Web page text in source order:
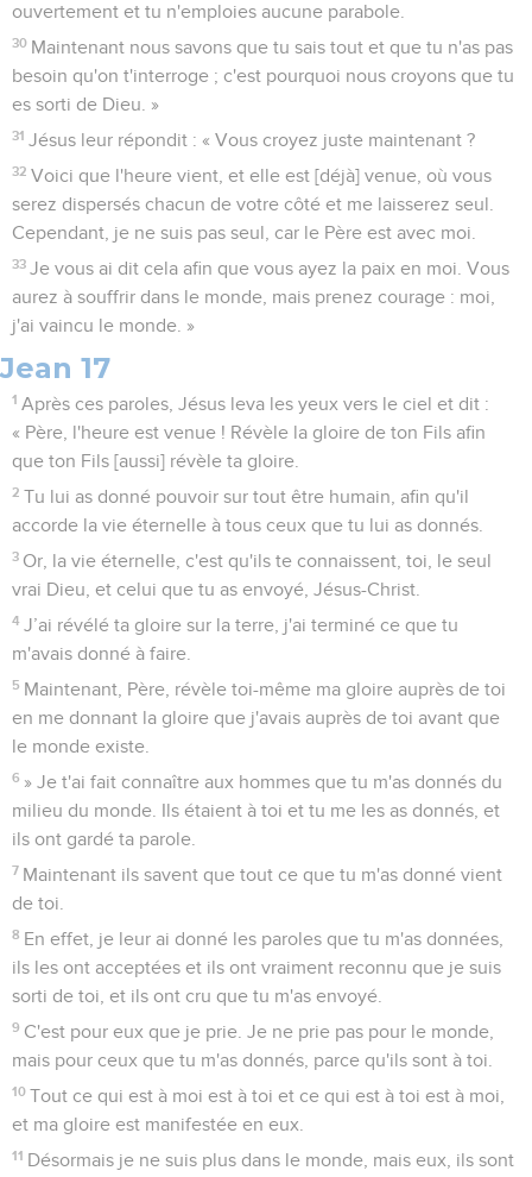
ouvertement et tu n'emploies aucune parabole.
30 Maintenant nous savons que tu sais tout et que tu n'as pas
besoin qu'on t'interroge ; c'est pourquoi nous croyons que tu
es sorti de Dieu. »
31 Jésus leur répondit : « Vous croyez juste maintenant ?
32 Voici que l'heure vient, et elle est [déjà] venue, où vous
serez dispersés chacun de votre côté et me laisserez seul.
Cependant, je ne suis pas seul, car le Père est avec moi.
33 Je vous ai dit cela afin que vous ayez la paix en moi. Vous
aurez à souffrir dans le monde, mais prenez courage : moi,
j'ai vaincu le monde. »
Jean 17
1 Après ces paroles, Jésus leva les yeux vers le ciel et dit :
« Père, l'heure est venue ! Révèle la gloire de ton Fils afin
que ton Fils [aussi] révèle ta gloire.
2 Tu lui as donné pouvoir sur tout être humain, afin qu'il
accorde la vie éternelle à tous ceux que tu lui as donnés.
3 Or, la vie éternelle, c'est qu'ils te connaissent, toi, le seul
vrai Dieu, et celui que tu as envoyé, Jésus-Christ.
4 J’ai révélé ta gloire sur la terre, j'ai terminé ce que tu
m'avais donné à faire.
5 Maintenant, Père, révèle toi-même ma gloire auprès de toi
en me donnant la gloire que j'avais auprès de toi avant que
le monde existe.
6 » Je t'ai fait connaître aux hommes que tu m'as donnés du
milieu du monde. Ils étaient à toi et tu me les as donnés, et
ils ont gardé ta parole.
7 Maintenant ils savent que tout ce que tu m'as donné vient
de toi.
8 En effet, je leur ai donné les paroles que tu m'as données,
ils les ont acceptées et ils ont vraiment reconnu que je suis
sorti de toi, et ils ont cru que tu m'as envoyé.
9 C'est pour eux que je prie. Je ne prie pas pour le monde,
mais pour ceux que tu m'as donnés, parce qu'ils sont à toi.
10 Tout ce qui est à moi est à toi et ce qui est à toi est à moi,
et ma gloire est manifestée en eux.
11 Désormais je ne suis plus dans le monde, mais eux, ils sont